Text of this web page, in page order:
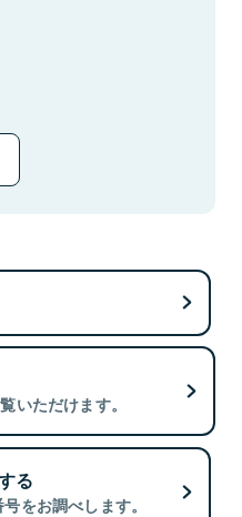
いただけます。
る
をお調べします。